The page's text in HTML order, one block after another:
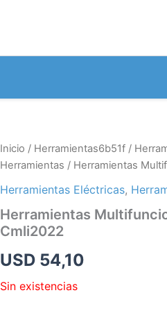
Inicio / Herramientas6b51f /
Herramientas / Herramientas
Herramientas Eléctricas,
Herramientas
Cmli2022
USD 54,10
Sin existencias